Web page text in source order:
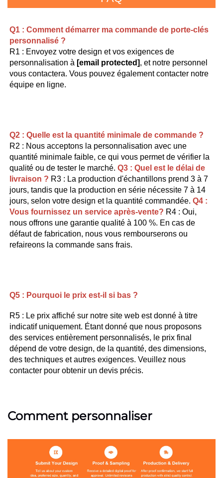
Q1 : Comment démarrer ma commande de porte-clés
personnalisé ?
R1 : Envoyez votre design et vos exigences de
personnalisation à [email protected], et notre personnel
vous contactera. Vous pouvez également contacter notre
équipe en ligne.
R2 : Nous acceptons la personnalisation avec une
quantité minimale faible, ce qui vous permet de vérifier la
qualité ou de tester le marché. Q3 : Quel est le délai de
livraison ? R3 : La production d'échantillons prend 3 à 7
jours, tandis que la production en série nécessite 7 à 14
jours, selon votre design et la quantité commandée.
Vous fournissez un service après-vente? R4 : Oui,
nous offrons une garantie qualité à 100 %. En cas de
défaut de fabrication, nous vous rembourserons ou
refaireons la commande sans frais.
Q5 : Pourquoi le prix est-il si bas ?
R5 : Le prix affiché sur notre site web est donné à titre
indicatif uniquement. Étant donné que nous proposons
des services entièrement personnalisés, le prix final
dépend de votre design, de la quantité, des dimensions,
des techniques et autres exigences. Veuillez nous
contacter pour obtenir un devis précis.
Comment personnaliser